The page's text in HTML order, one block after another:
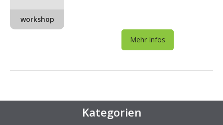
workshop
Mehr Infos
Kategorien